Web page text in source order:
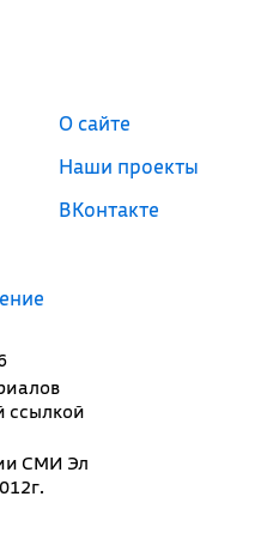
ссылкой
СМИ Эл
О сайте
Наши проекты
ВКонтакте